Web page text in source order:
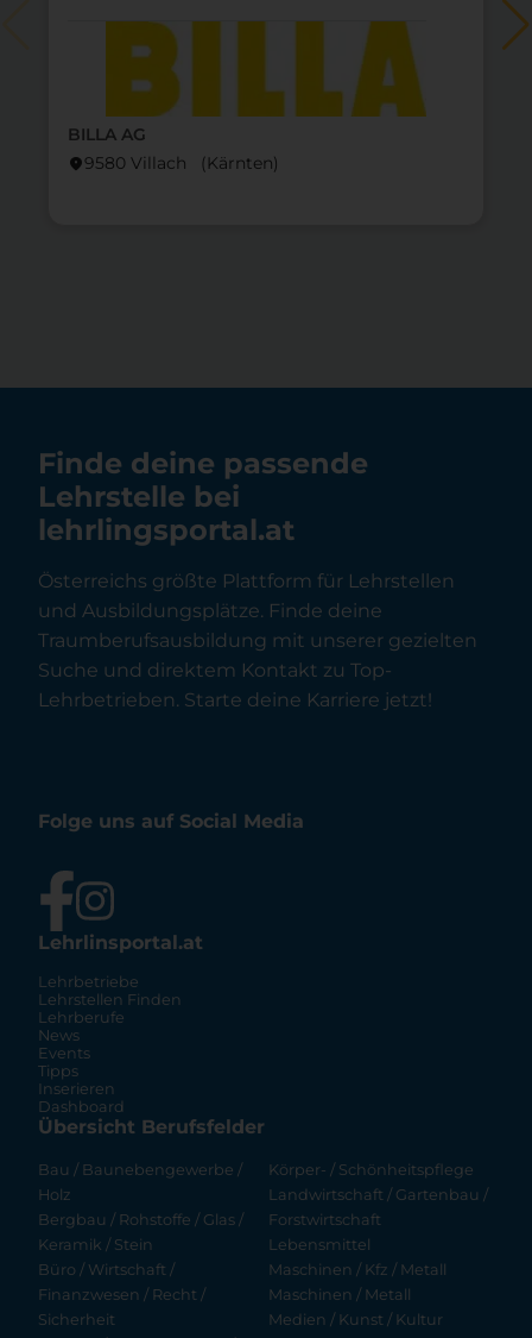
BILLA AG
location_on9580 Villach (Kärnten)
Finde deine passende
Lehrstelle bei
lehrlingsportal.at
Österreichs größte Plattform für Lehrstellen
und Ausbildungsplätze. Finde deine
Traumberufsausbildung mit unserer gezielten
Suche und direktem Kontakt zu Top-
Lehrbetrieben. Starte deine Karriere jetzt!
Folge uns auf Social Media
Lehrlinsportal.at
Lehrbetriebe
Lehrstellen Finden
Lehrberufe
News
Events
Tipps
Inserieren
Dashboard
Übersicht Berufsfelder
Bau / Baunebengewerbe /
Holz
Bergbau / Rohstoffe / Glas /
Keramik / Stein
Büro / Wirtschaft /
Finanzwesen / Recht /
Sicherheit
Körper- / Schönheitspflege
Landwirtschaft / Gartenbau /
Forstwirtschaft
Lebensmittel
Maschinen / Kfz / Metall
Maschinen / Metall
Medien / Kunst / Kultur